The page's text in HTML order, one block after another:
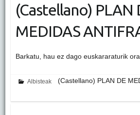
(Castellano) PLAN
MEDIDAS
Barkatu, hau ez dago euskararaturik
Albisteak
(Castellano) PLAN DE